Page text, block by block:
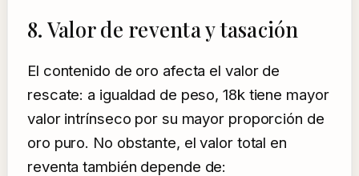
8. Valor de reventa y tasación
El contenido de oro afecta el valor de
rescate: a igualdad de peso, 18k tiene mayor
valor intrínseco por su mayor proporción de
oro puro. No obstante, el valor total en
reventa también depende de: